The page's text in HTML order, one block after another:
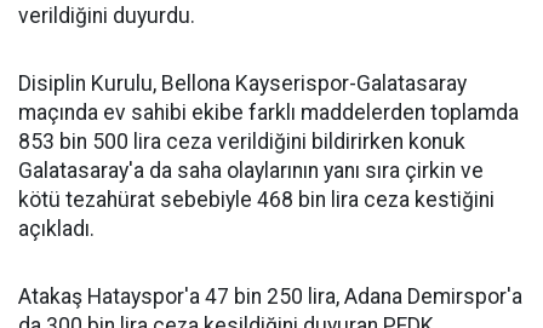
verildiğini duyurdu.
Disiplin Kurulu, Bellona Kayserispor-Galatasaray
maçında ev sahibi ekibe farklı maddelerden toplamda
853 bin 500 lira ceza verildiğini bildirirken konuk
Galatasaray'a da saha olaylarının yanı sıra çirkin ve
kötü tezahürat sebebiyle 468 bin lira ceza kestiğini
açıkladı.
Atakaş Hatayspor'a 47 bin 250 lira, Adana Demirspor'a